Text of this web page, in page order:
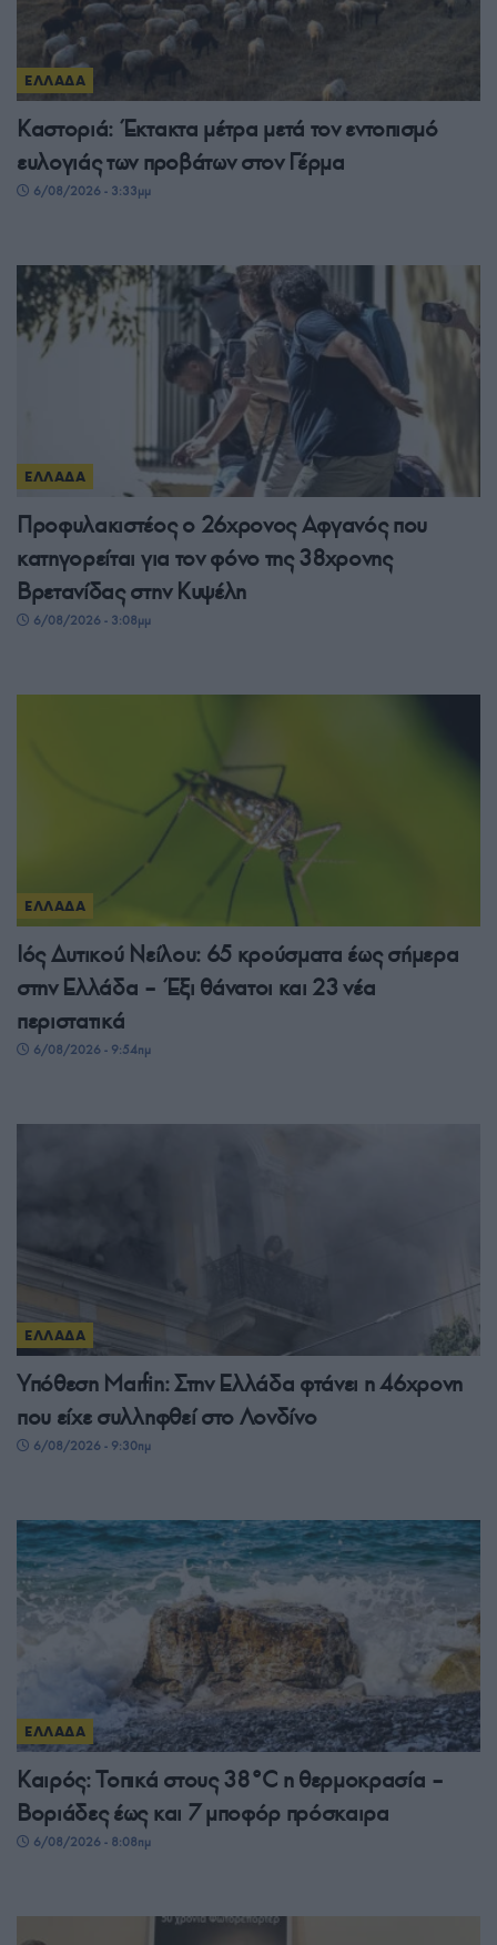
ΕΛΛΑΔΑ
Καστοριά: Έκτακτα μέτρα μετά τον εντοπισμό
ευλογιάς των προβάτων στον Γέρμα
6/08/2026 - 3:33μμ
ΕΛΛΑΔΑ
Προφυλακιστέος ο 26χρονος Αφγανός που
κατηγορείται για τον φόνο της 38χρονης
Βρετανίδας στην Κυψέλη
6/08/2026 - 3:08μμ
ΕΛΛΑΔΑ
Ιός Δυτικού Νείλου: 65 κρούσματα έως σήμερα
στην Ελλάδα – Έξι θάνατοι και 23 νέα
περιστατικά
6/08/2026 - 9:54πμ
ΕΛΛΑΔΑ
Υπόθεση Μarfin: Στην Ελλάδα φτάνει η 46χρονη
που είχε συλληφθεί στο Λονδίνο
6/08/2026 - 9:30πμ
ΕΛΛΑΔΑ
Καιρός: Τοπικά στους 38°C η θερμοκρασία –
Βοριάδες έως και 7 μποφόρ πρόσκαιρα
6/08/2026 - 8:08πμ